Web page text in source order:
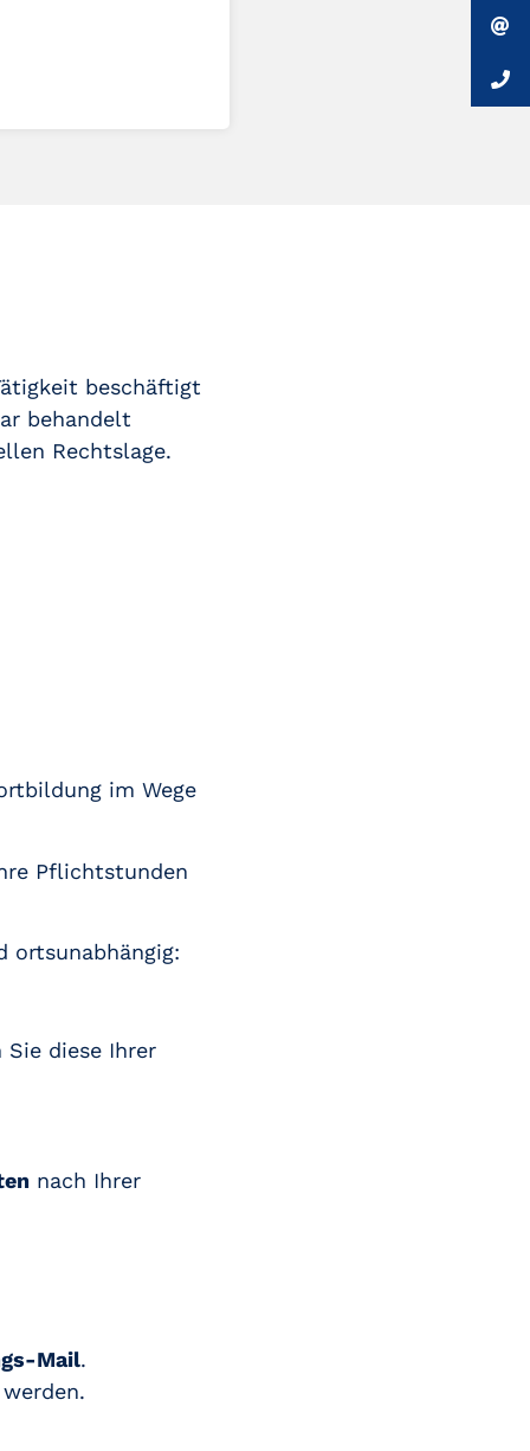
beschäftigt
behandelt
Rechtslage.
im Wege
Pflichtstunden
diese Ihrer
nach Ihrer
Mail.